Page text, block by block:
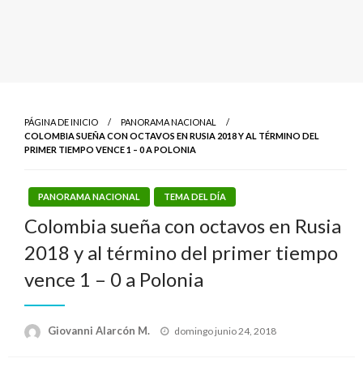
PÁGINA DE INICIO
PANORAMA NACIONAL
COLOMBIA SUEÑA CON OCTAVOS EN RUSIA 2018 Y AL TÉRMINO DEL
PRIMER TIEMPO VENCE 1 – 0 A POLONIA
PANORAMA NACIONAL TEMA DEL DÍA
Colombia sueña con octavos en Rusia
2018 y al término del primer tiempo
vence 1 – 0 a Polonia
Giovanni Alarcón M.
Publicado
domingo junio 24, 2018